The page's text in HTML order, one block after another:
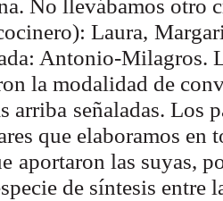
No llevábamos otro
Laura,
Antonio-Milagros.
la modalidad de
arriba señaladas. Los
que elaboramos en
aportaron las suyas,
de síntesis entre